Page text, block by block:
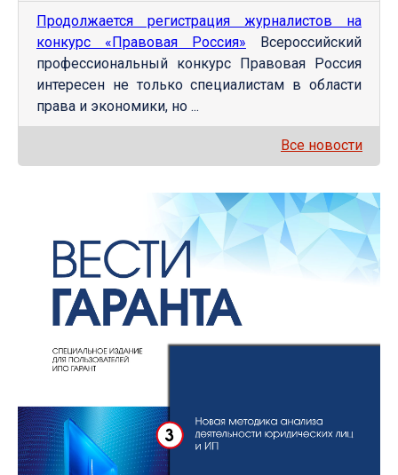
Продолжается регистрация журналистов на
конкурс «Правовая Россия» Всероссийский
профессиональный конкурс Правовая Россия
интересен не только специалистам в области
права и экономики, но ...
Все новости